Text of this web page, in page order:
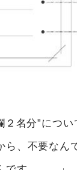
２名分”につい
、不要なん